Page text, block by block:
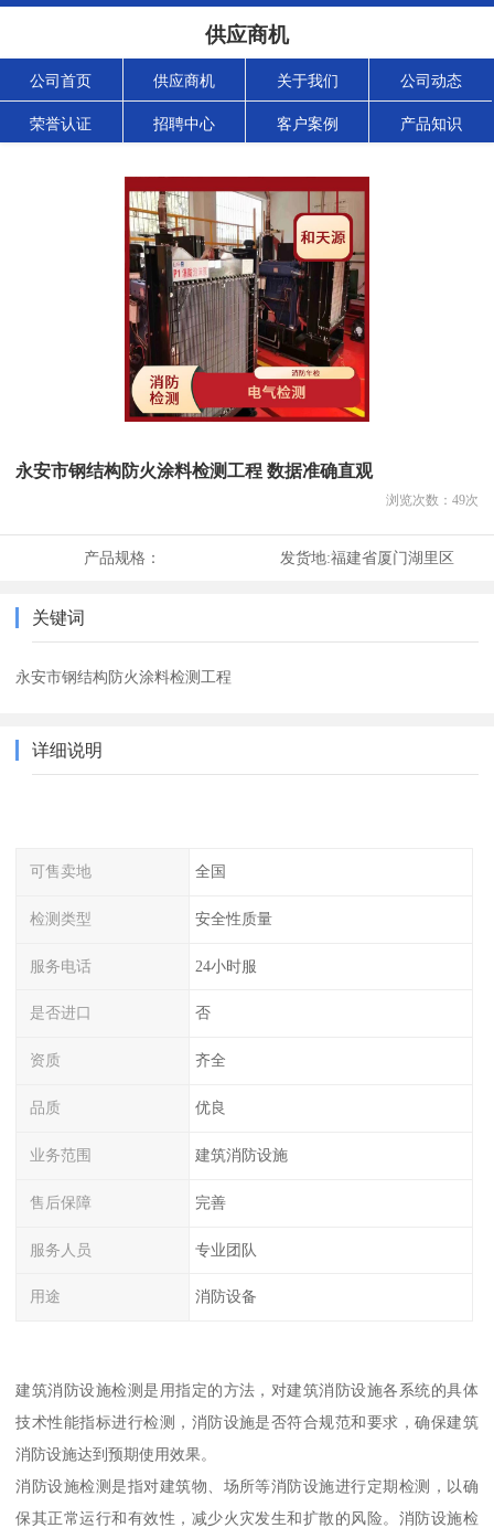
供应商机
公司首页 供应商机 关于我们 公司动态
荣誉认证 招聘中心 客户案例 产品知识
永安市钢结构防火涂料检测工程 数据准确直观
浏览次数： 49次
产品规格： 发货地:福建省厦门湖里区
关键词
永安市钢结构防火涂料检测工程
详细说明
可售卖地 全国
检测类型 安全性质量
服务电话 24小时服
是否进口 否
资质 齐全
品质 优良
业务范围 建筑消防设施
售后保障 完善
服务人员 专业团队
用途 消防设备
建筑消防设施检测是用指定的方法，对建筑消防设施各系统的具体
技术性能指标进行检测，消防设施是否符合规范和要求，确保建筑
消防设施达到预期使用效果。
消防设施检测是指对建筑物、场所等消防设施进行定期检测，以确
保其正常运行和有效性，减少火灾发生和扩散的风险。消防设施检